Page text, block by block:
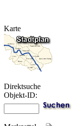
Karte
Direktsuche
Objekt-ID: